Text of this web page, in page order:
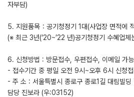
자부담)
5. 지원품목：공기청정기 1대(사업장 면적에
(※ 최근 3년(‘20~’22 년)공기청정기 수혜업체
6. 신청방법 : 방문접수, 우편접수, 이메일 가
- 접수기간 중 평일 오전 9시~오후 6시 신청
- 주 소 : 서울특별시 종로구 종로1길 대림빌
담당 진보라 (우:03152)